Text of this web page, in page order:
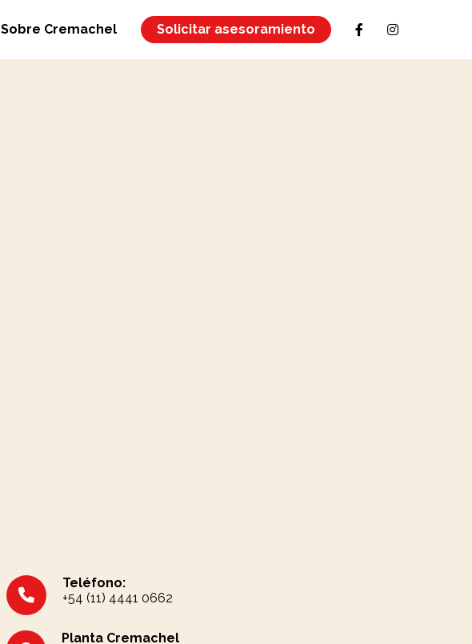
Sobre Cremachel Solicitar asesoramiento
Teléfono:
+54 (11) 4441 0662
Planta Cremachel